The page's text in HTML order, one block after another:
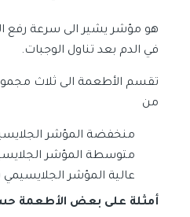
هو مؤشر يشير الى سرعة رفع
في الدم بعد تناول الوجبات.
تقسم الأطعمة الى ثلاث
من
منخفضة المؤشر
متوسطة المؤشر الجلايسيمي
عالية المؤشر الجلايسيمي
أمثلة على بعض الأطعمة